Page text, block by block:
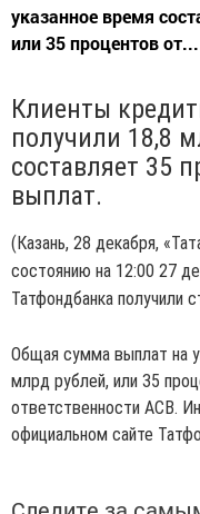
указанное время
или 35 процентов от...
Клиенты
получили 18,8
составляет 35
выплат.
(Казань, 28 декабря,
состоянию на 12:00 27
Татфондбанка получили
Общая сумма выплат на
млрд рублей, или 35
ответственности АСВ.
официальном сайте